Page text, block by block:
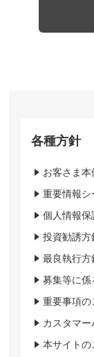
各種方針
お客さま
重要情報シ
個人情報保
投資勧誘方
最良執行方
募集等に
重要事項の
カスタマ
本サイトの